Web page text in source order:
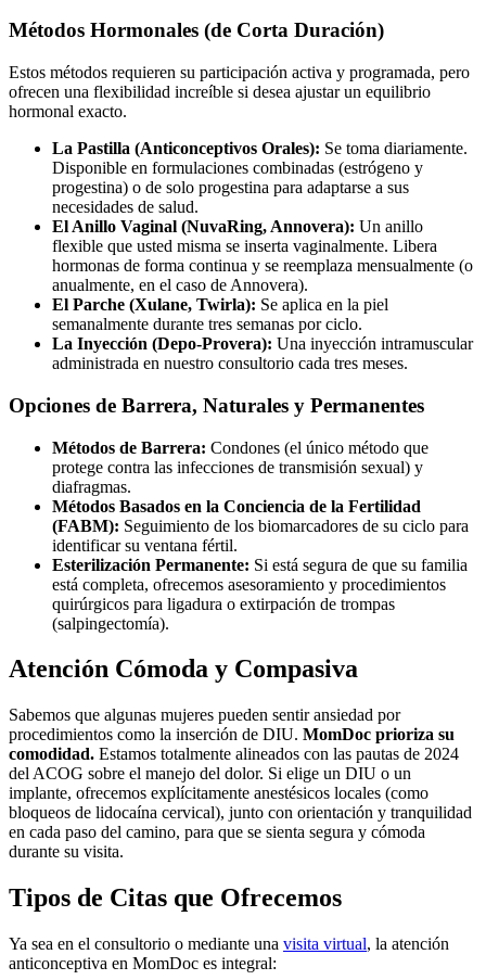
Métodos Hormonales (de Corta Duración)
Estos métodos requieren su participación activa y programada, pero
ofrecen una flexibilidad increíble si desea ajustar un equilibrio
hormonal exacto.
La Pastilla (Anticonceptivos Orales): Se toma diariamente.
Disponible en formulaciones combinadas (estrógeno y
progestina) o de solo progestina para adaptarse a sus
necesidades de salud.
El Anillo Vaginal (NuvaRing, Annovera): Un anillo
flexible que usted misma se inserta vaginalmente. Libera
hormonas de forma continua y se reemplaza mensualmente (o
anualmente, en el caso de Annovera).
El Parche (Xulane, Twirla): Se aplica en la piel
semanalmente durante tres semanas por ciclo.
La Inyección (Depo-Provera): Una inyección intramuscular
administrada en nuestro consultorio cada tres meses.
Opciones de Barrera, Naturales y Permanentes
Métodos de Barrera: Condones (el único método que
protege contra las infecciones de transmisión sexual) y
diafragmas.
Métodos Basados en la Conciencia de la Fertilidad
(FABM): Seguimiento de los biomarcadores de su ciclo para
identificar su ventana fértil.
Esterilización Permanente: Si está segura de que su familia
está completa, ofrecemos asesoramiento y procedimientos
quirúrgicos para ligadura o extirpación de trompas
(salpingectomía).
Atención Cómoda y Compasiva
Sabemos que algunas mujeres pueden sentir ansiedad por
procedimientos como la inserción de DIU. MomDoc prioriza su
comodidad. Estamos totalmente alineados con las pautas de 2024
del ACOG sobre el manejo del dolor. Si elige un DIU o un
implante, ofrecemos explícitamente anestésicos locales (como
bloqueos de lidocaína cervical), junto con orientación y tranquilidad
en cada paso del camino, para que se sienta segura y cómoda
durante su visita.
Tipos de Citas que Ofrecemos
Ya sea en el consultorio o mediante una visita virtual, la atención
anticonceptiva en MomDoc es integral: